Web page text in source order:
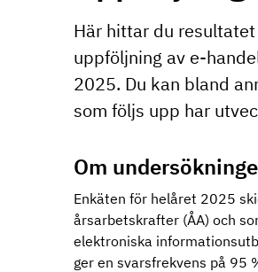
Här hittar du
uppföljning av e-
2025. Du kan bland
som följs upp har
Om
Enkäten för helåret 2025
årsarbetskrafter (ÅA) och
elektroniska
ger en svarsfrekvens på 95